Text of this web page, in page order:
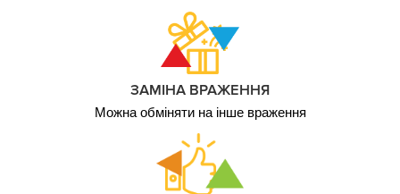
ЗАМІНА ВРАЖЕННЯ
Можна обміняти на інше враження